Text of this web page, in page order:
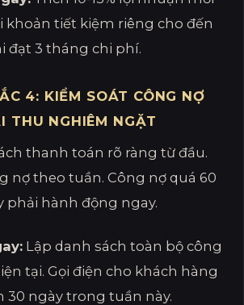
khoản tiết kiệm riêng cho đến
đạt 3 tháng chi phí.
4: KIỂM SOÁT CÔNG NỢ
THU NGHIÊM NGẶT
thanh toán rõ ràng từ đầu.
nợ theo tuần. Công nợ quá 60
phải hành động ngay.
Lập danh sách toàn bộ công
tại. Gọi điện cho khách hàng
30 ngày trong tuần này.